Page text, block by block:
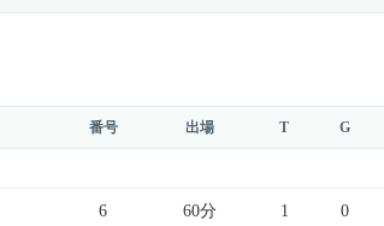
番号 出場 T G
6 60分 1 0